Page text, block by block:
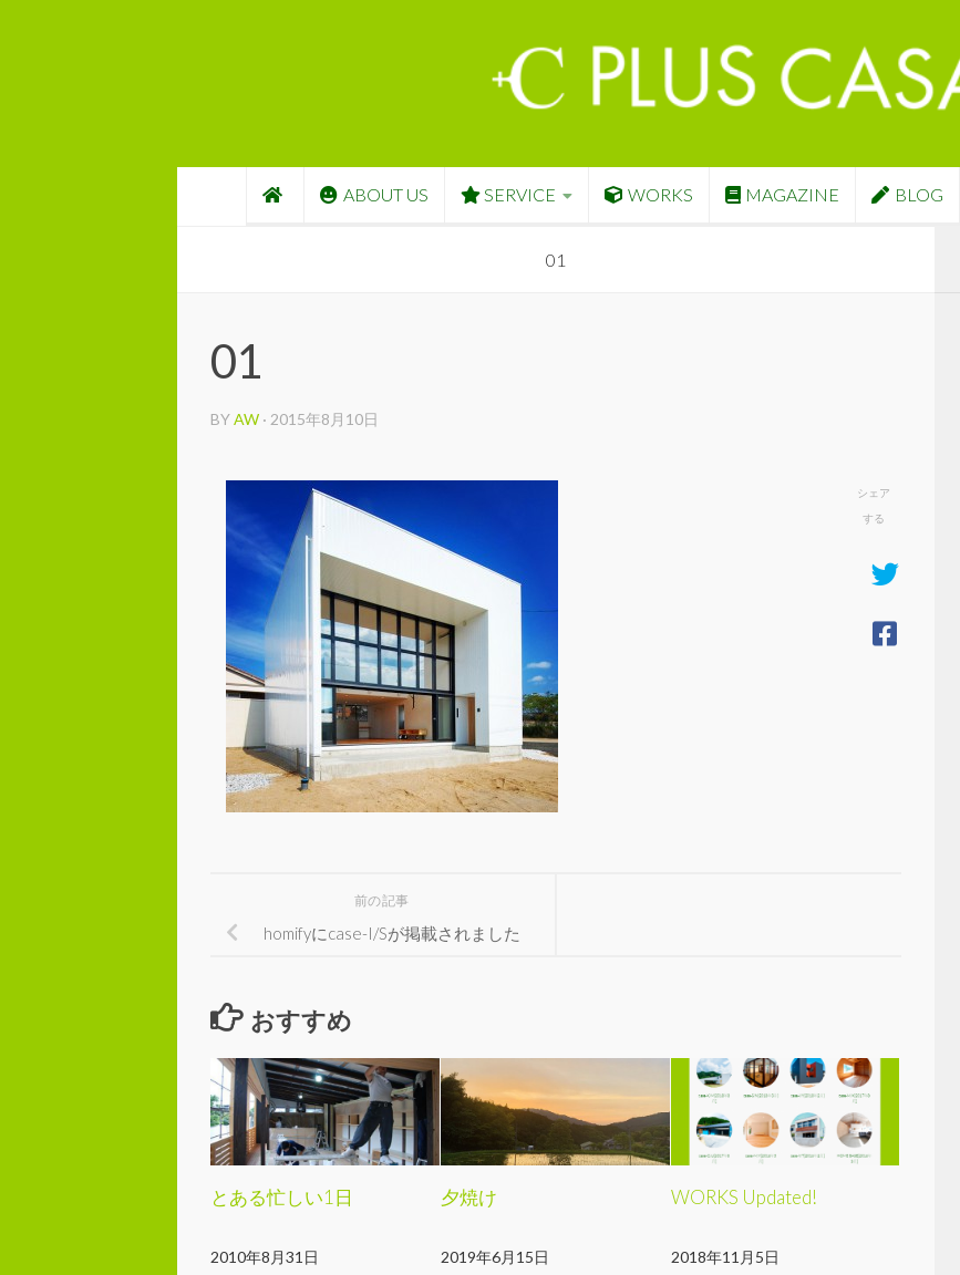
ABOUT US SERVICE WORKS MAGAZINE BLOG
01
01
BYAW · 2015年8月10日
シェア
する
前の記事
homifyにcase-I/Sが掲載されました
おすすめ
とある忙しい1日
2010年8月31日
夕焼け
2019年6月15日
WORKS Updated!
2018年11月5日